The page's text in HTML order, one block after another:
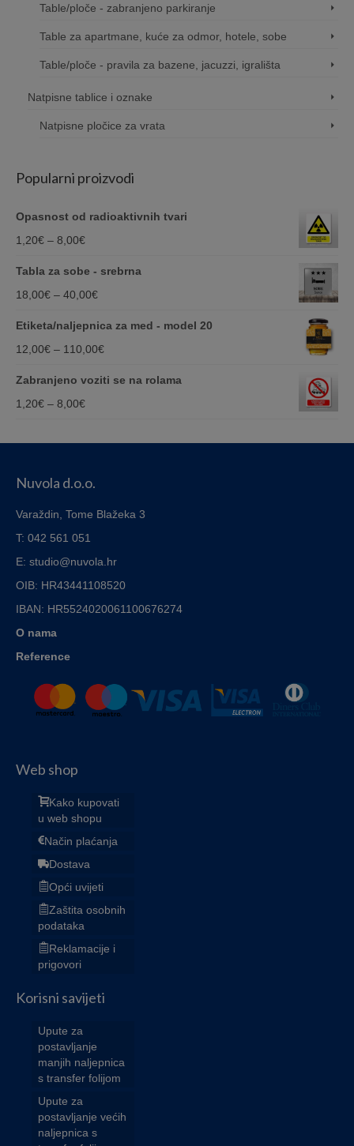
Table/ploče - zabranjeno parkiranje
Table za apartmane, kuće za odmor, hotele, sobe
Table/ploče - pravila za bazene, jacuzzi, igrališta
Natpisne tablice i oznake
Natpisne pločice za vrata
Popularni proizvodi
Opasnost od radioaktivnih tvari
1,20€ – 8,00€Price
Tabla za sobe - srebrna
18,00€ – 40,00€Price
Etiketa/naljepnica za med - model 20
12,00€ – 110,00€Price
110,00€
Zabranjeno voziti se na rolama
1,20€ – 8,00€Price
Nuvola d.o.o.
Varaždin, Tome Blažeka 3
T: 042 561 051
E: studio@nuvola.hr
OIB: HR43441108520
IBAN: HR5524020061100676274
O nama
Reference
Web shop
Kako kupovati
u web shopu
Način plaćanja
Dostava
Opći uvijeti
Zaštita osobnih
podataka
Reklamacije i
prigovori
Korisni savijeti
Upute za
postavljanje
manjih naljepnica
s transfer folijom
Upute za
postavljanje većih
naljepnica s